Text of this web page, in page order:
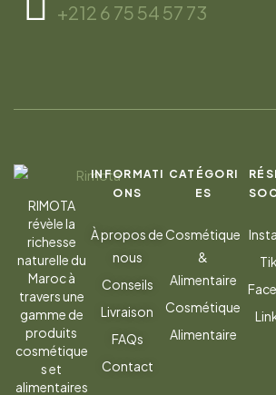
+212 6 75 54 57 73
RIMOTA
révèle la
richesse
naturelle du
Maroc à
travers une
gamme de
produits
cosmétique
s et
alimentaires
INFORMATI
ONS
À propos de
nous
Conseils
Livraison
FAQs
Contact
CATÉGORI
ES
Cosmétique
&
Alimentaire
Cosmétique
Alimentaire